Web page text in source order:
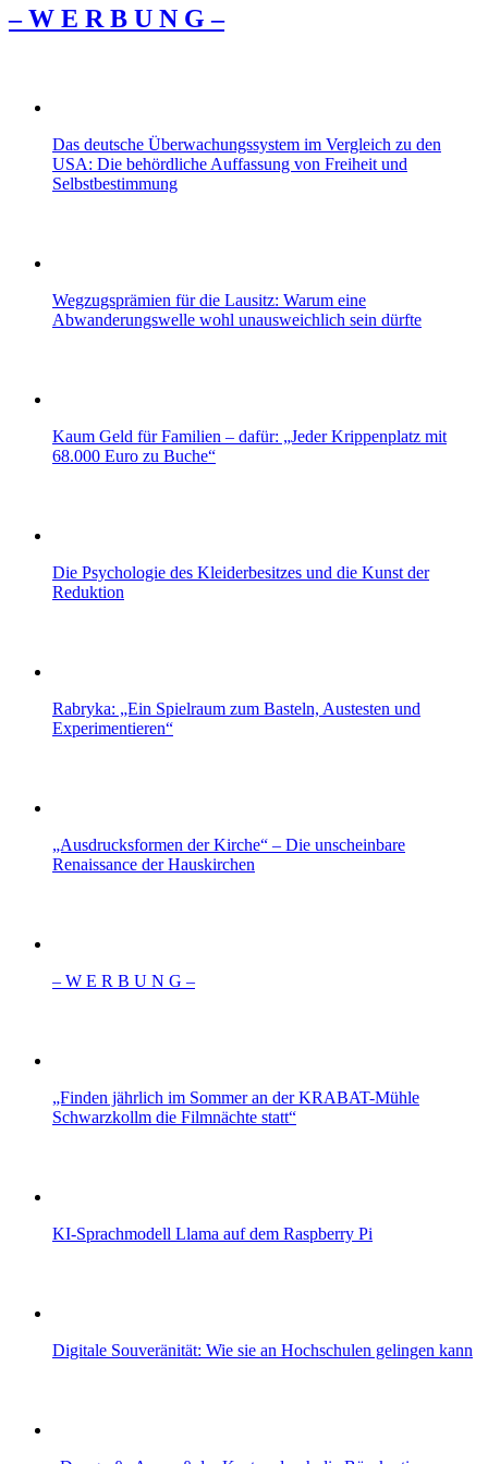
– W Ε R Β U Ν G –
Das deutsche Überwachungssystem im Vergleich zu den
USA: Die behördliche Auffassung von Freiheit und
Selbstbestimmung
Wegzugsprämien für die Lausitz: Warum eine
Abwanderungswelle wohl unausweichlich sein dürfte
Kaum Geld für Familien – dafür: „Jeder Krippenplatz mit
68.000 Euro zu Buche“
Die Psychologie des Kleiderbesitzes und die Kunst der
Reduktion
Rabryka: „Ein Spielraum zum Basteln, Austesten und
Experimentieren“
„Ausdrucksformen der Kirche“ – Die unscheinbare
Renaissance der Hauskirchen
– W Ε R Β U Ν G –
„Finden jährlich im Sommer an der KRABAT-Mühle
Schwarzkollm die Filmnächte statt“
KI-Sprachmodell Llama auf dem Raspberry Pi
Digitale Souveränität: Wie sie an Hochschulen gelingen kann